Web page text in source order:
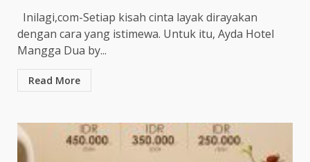
Inilagi,com-Setiap kisah cinta layak dirayakan
dengan cara yang istimewa. Untuk itu, Ayda Hotel
Mangga Dua by...
Read More